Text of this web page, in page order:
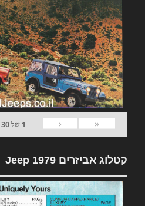
«
‹
1 של30
קטלוג אביזרים 1979 Jeep